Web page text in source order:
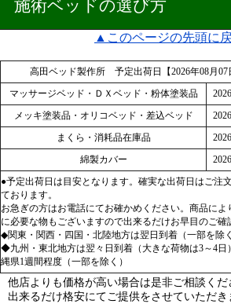
施術ベッドの選び方
▲このページの先頭に
高田ベッド製作所 予定出荷日【2026年08月07
マッサージベッド・ＤＸベッド・粉体塗装品
メッキ塗装品・オリコベッド・差込ベッド
まくら・消耗品在庫品
綿製カバー
●予定出荷日は目安となります。確実な出荷日はご注
ております。
お急ぎの方はお電話にてお確かめください。商品に
に必要な物もございますので出来るだけお早目のご確
◆関東・関西・四国・北陸地方は翌日到着（一部を除
◆九州・東北地方は翌々日到着（大きな荷物は3～4日
縄県1週間程度（一部を除く）
他店よりも価格が高い場合は是非ご相談く
出来るだけ格安にてご提供をさせていただ